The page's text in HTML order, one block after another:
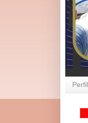
Perfil